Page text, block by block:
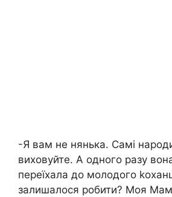
-Я вам не нянька. Самі
виховуйте. А одного разу вона
переїхала до молодого
залишалося робити? Моя